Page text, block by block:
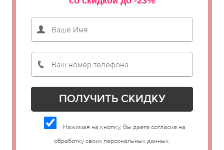
Нажимая на кнопку, Вы даете согласие на
обработку своих персональных данных.